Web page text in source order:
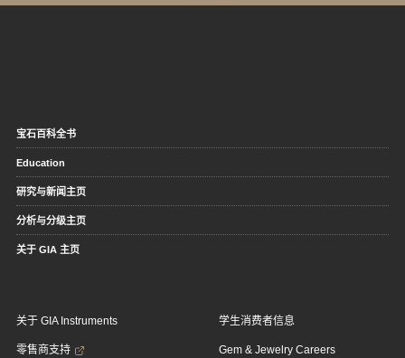
宝石百科全书
Education
研究与新闻主页
分析与分级主页
关于 GIA 主页
关于 GIA Instruments
零售商支持
学生消费者信息
Gem & Jewelry Careers